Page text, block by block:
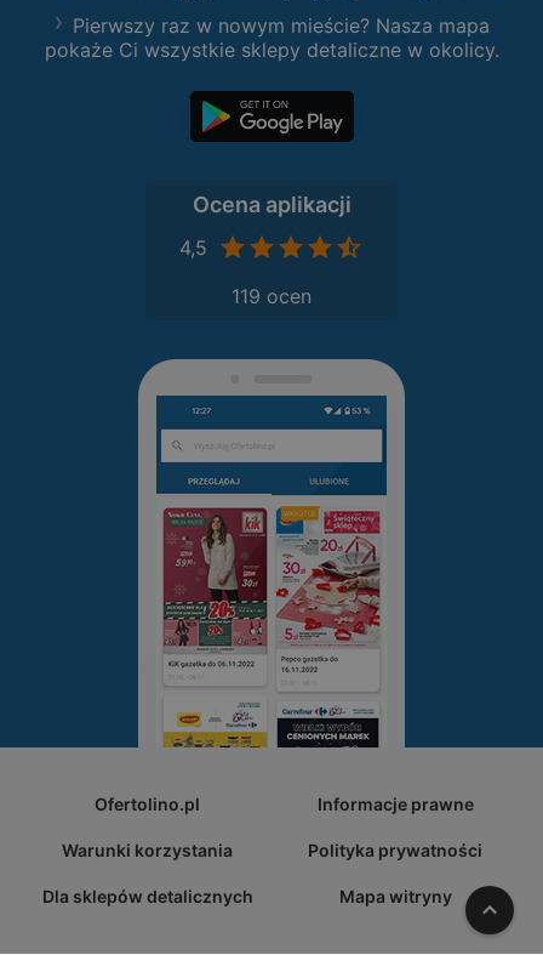
Pierwszy raz w nowym mieście? Nasza mapa
pokaże Ci wszystkie sklepy detaliczne w okolicy.
Ocena aplikacji
4,5
119 ocen
Ofertolino.pl Informacje prawne
Warunki korzystania Polityka prywatności
Dla sklepów detalicznych Mapa witryny W